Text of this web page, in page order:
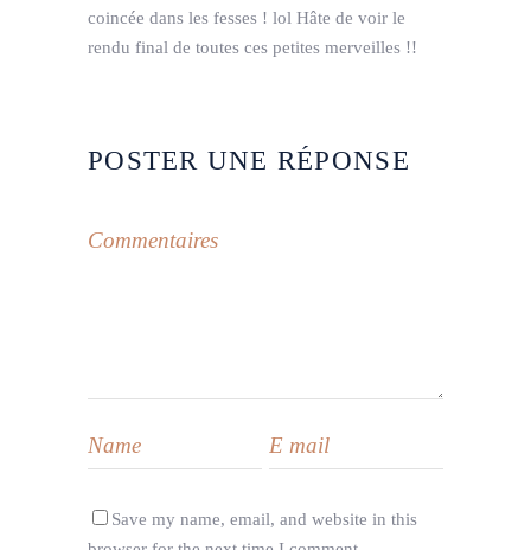
coincée dans les fesses ! lol Hâte de voir le
rendu final de toutes ces petites merveilles !!
POSTER UNE RÉPONSE
Save my name, email, and website in this